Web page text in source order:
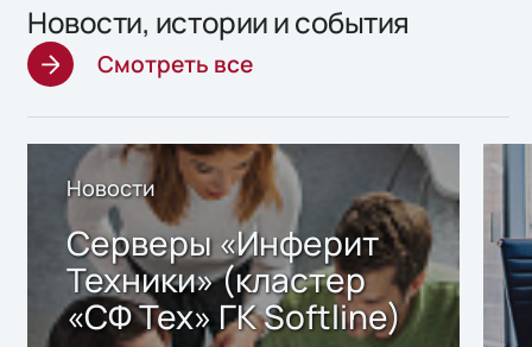
Новости, истории и события
Смотреть все
Новости
Серверы «Инферит
Техники» (кластер
«СФ Тех» ГК Softline)